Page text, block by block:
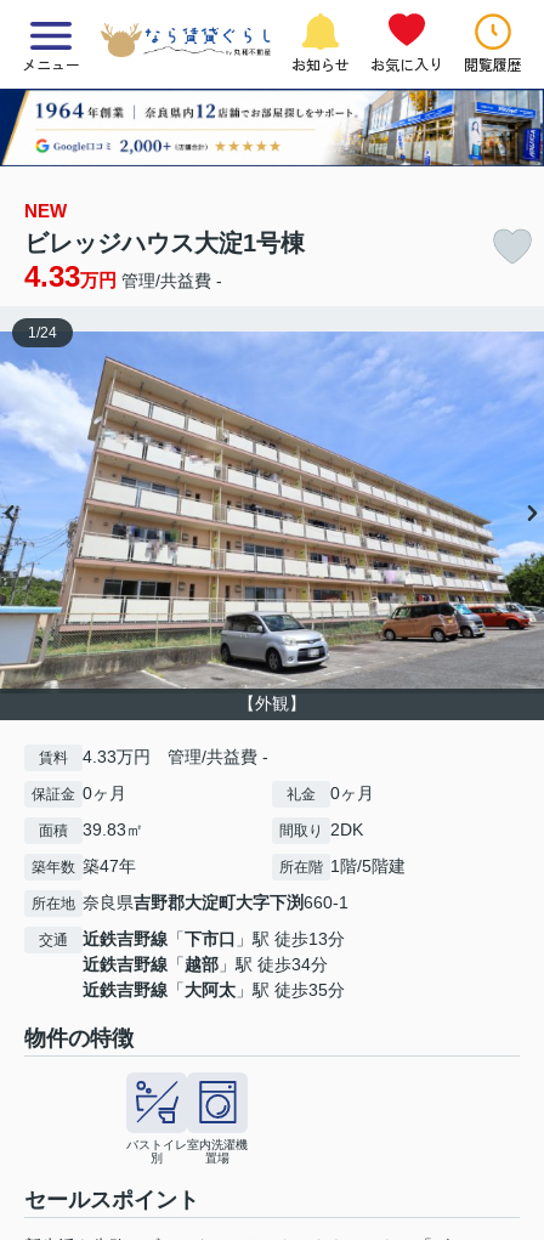
メニュー お知らせ お気に入り 閲覧履歴
NEW
ビレッジハウス大淀1号棟
4.33万円 管理/共益費 -
【外観】
1/24
賃料 4.33万円 管理/共益費 -
保証金 0ヶ月 礼金 0ヶ月
面積 39.83㎡ 間取り 2DK
築年数 築47年 所在階 1階/5階建
所在地 奈良県吉野郡大淀町大字下渕660-1
交通 近鉄吉野線 「下市口 」駅 徒歩13分
近鉄吉野線 「越部 」駅 徒歩34分
近鉄吉野線 「大阿太 」駅 徒歩35分
物件の特徴
バストイレ
別
室内洗濯機
置場
セールスポイント